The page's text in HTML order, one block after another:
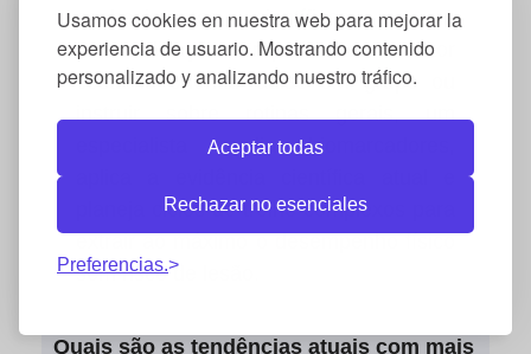
Usamos cookies en nuestra web para mejorar la
experiencia de usuario. Mostrando contenido
personalizado y analizando nuestro tráfico.
Aceptar todas
Rechazar no esenciales
Preferencias.
conhecimentos científicos e na
personalização. Enquanto um monitor
costuma orientar aulas em grupo ou
especialista avalia biomarcadores,
planeja ciclos de treino complexos para
extrair ao máximo o desempenho físico
sem risco de lesão.
Quais são as tendências atuais com mais